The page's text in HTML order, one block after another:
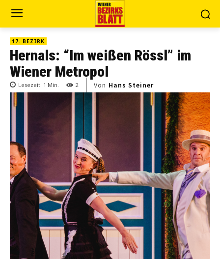
17. BEZIRK
Hernals: “Im weißen Rössl” im
Wiener Metropol
Lesezeit: 1 Min. 2 Von Hans Steiner